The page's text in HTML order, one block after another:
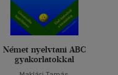
Német nyelvtani ABC
gyakorlatokkal